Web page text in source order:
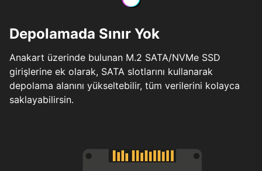
Depolamada Sınır Yok
Anakart üzerinde bulunan M.2 SATA/NVMe SSD
girişlerine ek olarak, SATA slotlarını kullanarak
depolama alanını yükseltebilir, tüm verilerini kolayca
saklayabilirsin.